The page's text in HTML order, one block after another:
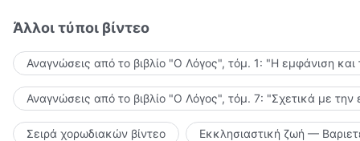
Άλλοι τύποι βίντεο
Αναγνώσεις από το βιβλίο "Ο Λόγος", τόμ. 1: "Η εμφάνιση
Αναγνώσεις από το βιβλίο "Ο Λόγος", τόμ. 7: "Σχετικά με την
Σειρά χορωδιακών βίντεο Εκκλησιαστική ζωή —